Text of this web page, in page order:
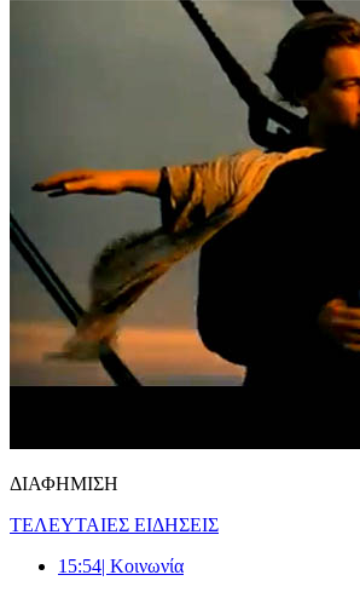
ΔΙΑΦΗΜΙΣΗ
ΤΕΛΕΥΤΑΙΕΣ ΕΙΔΗΣΕΙΣ
15:54| Κοινωνία